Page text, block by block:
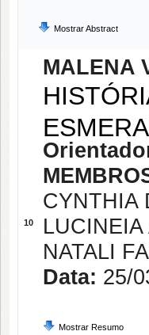
Mostrar Abstract
10
MALENA
CYNTHIA
NATALI
Data: 25/
Mostrar Resumo